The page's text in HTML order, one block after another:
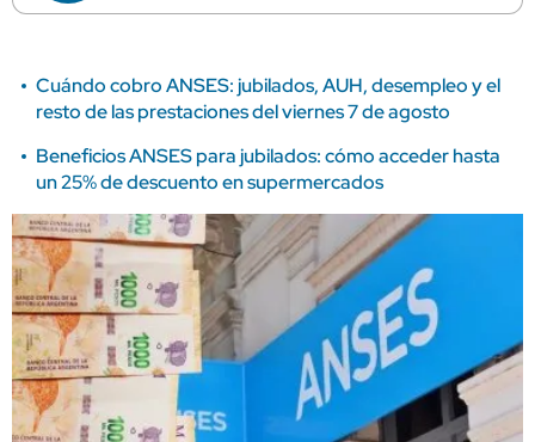
Cuándo cobro ANSES: jubilados, AUH, desempleo y el
resto de las prestaciones del viernes 7 de agosto
Beneficios ANSES para jubilados: cómo acceder hasta
un 25% de descuento en supermercados